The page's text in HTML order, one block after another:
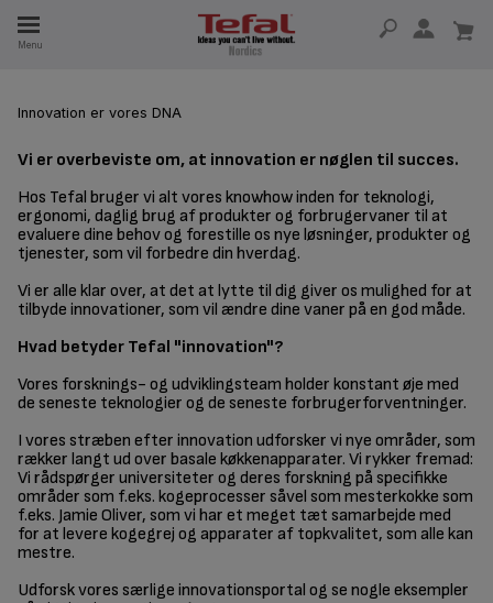
Menu
I 15 ÅR
Innovation er vores DNA
Vi er overbeviste om, at innovation er nøglen til succes.
Hos Tefal bruger vi alt vores knowhow inden for teknologi,
ergonomi, daglig brug af produkter og forbrugervaner til at
evaluere dine behov og forestille os nye løsninger, produkter og
tjenester, som vil forbedre din hverdag.
Vi er alle klar over, at det at lytte til dig giver os mulighed for at
tilbyde innovationer, som vil ændre dine vaner på en god måde.
Hvad betyder Tefal "innovation"?
Vores forsknings- og udviklingsteam holder konstant øje med
de seneste teknologier og de seneste forbrugerforventninger.
I vores stræben efter innovation udforsker vi nye områder, som
rækker langt ud over basale køkkenapparater. Vi rykker fremad:
Vi rådspørger universiteter og deres forskning på specifikke
områder som f.eks. kogeprocesser såvel som mesterkokke som
f.eks. Jamie Oliver, som vi har et meget tæt samarbejde med
for at levere kogegrej og apparater af topkvalitet, som alle kan
mestre.
Udforsk vores særlige innovationsportal og se nogle eksempler